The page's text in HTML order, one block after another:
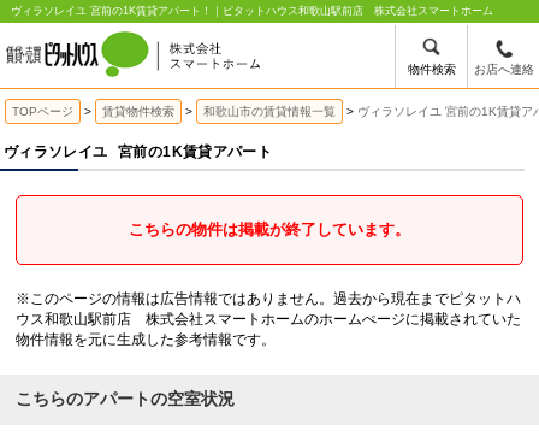
物件検索 お店へ連絡
ヴィラソレイユ 宮前の1K賃貸アパート！｜ピタットハウス和歌山駅前店 株式会社スマートホーム
TOPページ 賃貸物件検索 和歌山市の賃貸情報一覧 ヴィラソレイユ 宮前の1K賃貸ア
ヴィラソレイユ 宮前の1K賃貸アパート
こちらの物件は掲載が終了しています。
※このページの情報は広告情報ではありません。過去から現在までピタットハ
ウス和歌山駅前店 株式会社スマートホームのホームぺージに掲載されていた
物件情報を元に生成した参考情報です。
こちらのアパートの空室状況